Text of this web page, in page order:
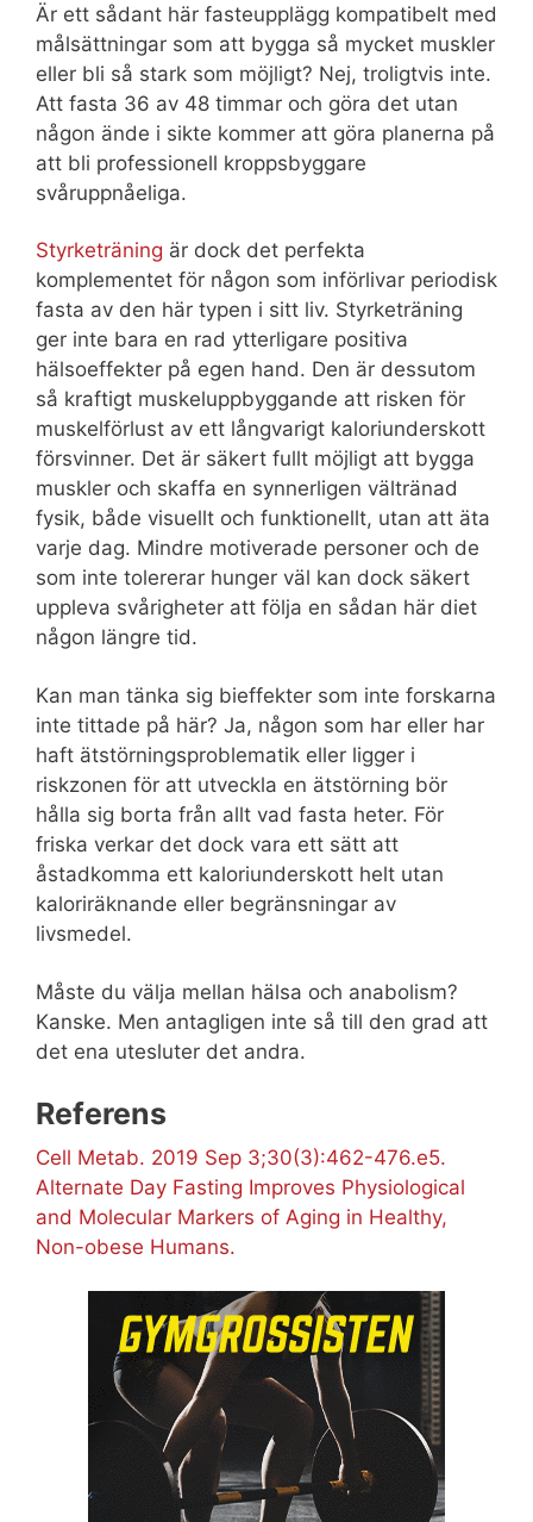
Är ett sådant här fasteupplägg kompatibelt med
målsättningar som att bygga så mycket muskler
eller bli så stark som möjligt? Nej, troligtvis inte.
Att fasta 36 av 48 timmar och göra det utan
någon ände i sikte kommer att göra planerna på
att bli professionell kroppsbyggare
svåruppnåeliga.
Styrketräning är dock det perfekta
komplementet för någon som införlivar periodisk
fasta av den här typen i sitt liv. Styrketräning
ger inte bara en rad ytterligare positiva
hälsoeffekter på egen hand. Den är dessutom
så kraftigt muskeluppbyggande att risken för
muskelförlust av ett långvarigt kaloriunderskott
försvinner. Det är säkert fullt möjligt att bygga
muskler och skaffa en synnerligen vältränad
fysik, både visuellt och funktionellt, utan att äta
varje dag. Mindre motiverade personer och de
som inte tolererar hunger väl kan dock säkert
uppleva svårigheter att följa en sådan här diet
någon längre tid.
Kan man tänka sig bieffekter som inte forskarna
inte tittade på här? Ja, någon som har eller har
haft ätstörningsproblematik eller ligger i
riskzonen för att utveckla en ätstörning bör
hålla sig borta från allt vad fasta heter. För
friska verkar det dock vara ett sätt att
åstadkomma ett kaloriunderskott helt utan
kaloriräknande eller begränsningar av
livsmedel.
Måste du välja mellan hälsa och anabolism?
Kanske. Men antagligen inte så till den grad att
det ena utesluter det andra.
Referens
Cell Metab. 2019 Sep 3;30(3):462-476.e5.
Alternate Day Fasting Improves Physiological
and Molecular Markers of Aging in Healthy,
Non-obese Humans.